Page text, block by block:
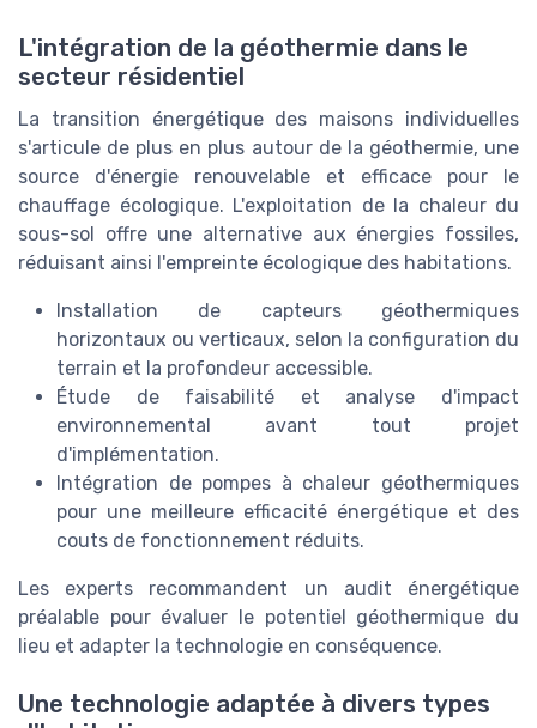
L'intégration de la géothermie dans le
secteur résidentiel
La transition énergétique des maisons individuelles
s'articule de plus en plus autour de la géothermie, une
source d'énergie renouvelable et efficace pour le
chauffage écologique. L'exploitation de la chaleur du
sous-sol offre une alternative aux énergies fossiles,
réduisant ainsi l'empreinte écologique des habitations.
Installation de capteurs géothermiques
horizontaux ou verticaux, selon la configuration du
terrain et la profondeur accessible.
Étude de faisabilité et analyse d'impact
environnemental avant tout projet
d'implémentation.
Intégration de pompes à chaleur géothermiques
pour une meilleure efficacité énergétique et des
couts de fonctionnement réduits.
Les experts recommandent un audit énergétique
préalable pour évaluer le potentiel géothermique du
lieu et adapter la technologie en conséquence.
Une technologie adaptée à divers types